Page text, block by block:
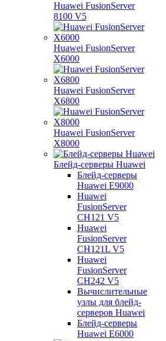
Huawei FusionServer
8100 V5
Huawei FusionServer
X6000
Huawei FusionServer
X6800
Huawei FusionServer
X8000
Блейд-серверы Huawei
Блейд-серверы
Huawei E9000
Huawei
FusionServer
CH121 V5
Huawei
FusionServer
CH121L V5
Huawei
FusionServer
CH242 V5
Вычислительные
узлы для блейд-
серверов Huawei
Блейд-серверы
Huawei E6000